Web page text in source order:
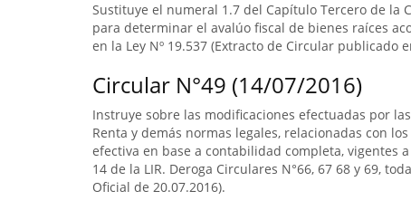
Sustituye el numeral 1.7 del Capítulo Tercero de la
para determinar el avalúo fiscal de bienes raíces
en la Ley Nº 19.537 (Extracto de Circular publicado
Circular N°49 (14/07/2016)
Instruye sobre las modificaciones efectuadas por
Renta y demás normas legales, relacionadas con
efectiva en base a contabilidad completa, vigentes
14 de la LIR. Deroga Circulares N°66, 67 68 y 69,
Oficial de 20.07.2016).